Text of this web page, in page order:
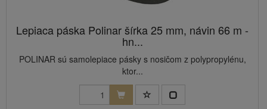
Lepiaca páska Polinar šírka 25 mm, návin 66 m -
hn...
POLINAR sú samolepiace pásky s nosičom z polypropylénu,
ktor...